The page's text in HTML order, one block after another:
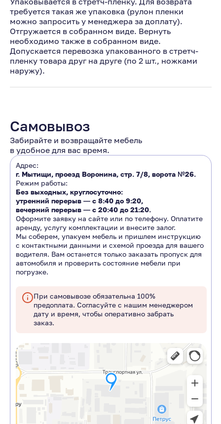
требуется такая же упаковка (рулон пленки
можно запросить у менеджера за доплату).
Отгружается в собранном виде. Вернуть
необходимо также в собранном виде.
Допускается перевозка упакованного в стретч-
пленку товара друг на друге (по 2 шт., ножками
наружу).
Самовывоз
Забирайте и возвращайте мебель
в удобное для вас время.
Адрес:
г. Мытищи, проезд Воронина, стр. 7/8, ворота №26.
Режим работы:
Без выходных, круглосуточно:
утренний перерыв ― с 8:40 до 9:20,
вечерний перерыв ― с 20:40 до 21:20.
Оформите заявку на сайте или по телефону. Оплатите
аренду, услугу комплектации и внесите залог.
Мы соберем, упакуем мебель и пришлем инструкцию
с контактными данными и схемой проезда для вашего
водителя. Вам останется только заказать пропуск для
автомобиля и проверить состояние мебели при
погрузке.
При самовывозе обязательна 100%
предоплата. Согласуйте с нашим менеджером
дату и время, чтобы оперативно забрать
заказ.